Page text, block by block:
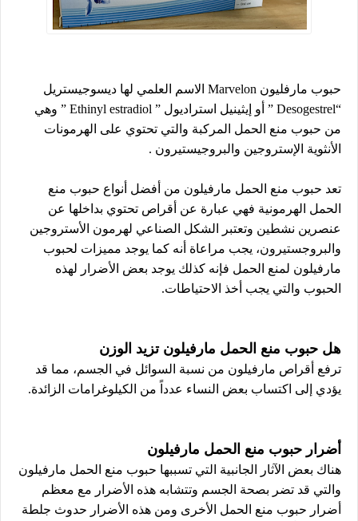
حبوب مارفليون Marvelon الاسم العلمي لها ديسوجيستريل
“Desogestrel ” أو إيثينيل استراديول ” Ethinyl estradiol ” وهي
من حبوب منع الحمل المركبة والتي تحتوي على الهرمونات
الأنثوية الإستروجين والبروجيستيرون .
تعد حبوب منع الحمل مارفيلون من أفضل أنواع حبوب منع
الحمل الهرمونية فهي عبارة عن أقراص تحتوي بداخلها عن
عنصرين نشطين وتعتبر الشكل الصناعي لهرمون الأستروجين
والبروجستيرون، يجب مراعاة أنه كما يوجد مميزات لحبوب
مارفيلون لمنع الحمل فإنه كذلك يوجد بعض الأضرار لهذه
الحبوب والتي يجب أخذ الاحتياطات.
هل حبوب منع الحمل مارفيلون تزيد الوزن
ترفع أقراص مارفيلون من نسبة السوائل في الجسم، مما قد
يؤدي إلى اكتساب بعض النساء عدداً من الكيلوغرامات الزائدة.
أضرار حبوب منع الحمل مارفيلون
هناك بعض الآثار الجانبية التي تسببها حبوب منع الحمل مارفيلون
والتي قد تضر بصحة الجسم وتتشابه هذه الأضرار مع معظم
أضرار حبوب منع الحمل الأخرى ومن هذه الأضرار حدوث جلطة